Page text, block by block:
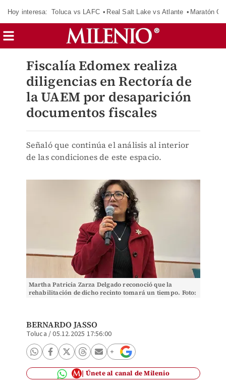
Hoy interesa: Toluca vs LAFC Real Salt Lake vs Atlante Maratón
Fiscalía Edomex realiza
diligencias en Rectoría de
la UAEM por desaparición
documentos fiscales
Señaló que continúa el análisis al interior
de las condiciones de este espacio.
Martha Patricia Zarza Delgado reconoció que la
rehabilitación de dicho recinto tomará un tiempo. Foto:
BERNARDO JASSO
Toluca /05.12.2025 17:56:00
Únete al canal de Milenio